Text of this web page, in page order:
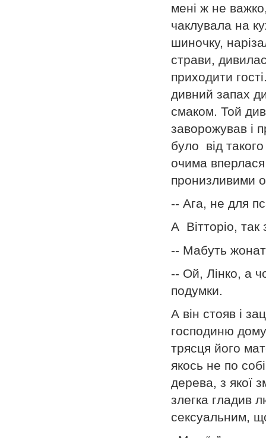
мені ж не
чаклувала на
шиночку,
страви,
приходити
дивний запах
смаком. Той
заворожував і
було від
очима
пронизливими
-- Ага, не для
А Вітторіо, так
-- Мабуть
-- Ой, Лінко, а
подумки.
А він стояв і
господиню
трясця його
якось не по
дерева, з якої
злегка гладив
сексуальним,